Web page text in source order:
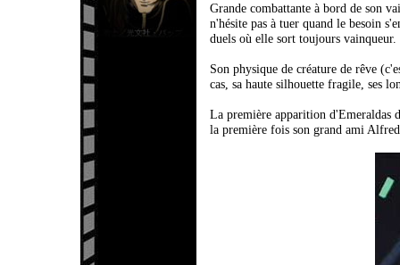
Grande combattante à bord de son
n'hésite pas à tuer quand le besoin
duels où elle sort toujours vainqueur.
Son physique de créature de rêve
cas, sa haute silhouette fragile, ses
La première apparition d'Emeraldas
la première fois son grand ami